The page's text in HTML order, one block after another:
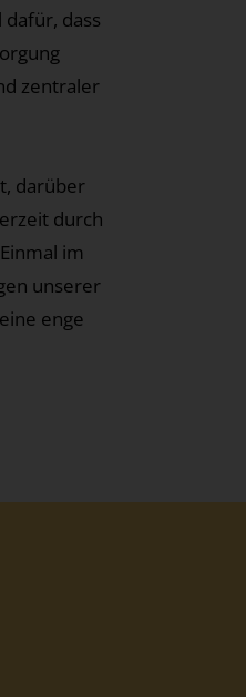
dass
zentraler
darüber
durch
im
unserer
enge